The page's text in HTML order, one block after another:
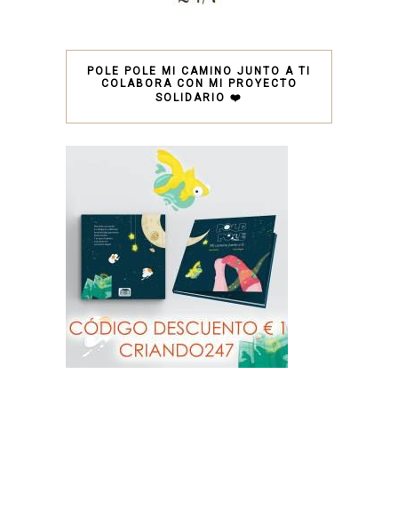
POLE POLE MI CAMINO JUNTO A TI
COLABORA CON MI PROYECTO
SOLIDARIO ❤️